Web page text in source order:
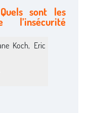
sont les
l’insécurité
Koch, Eric